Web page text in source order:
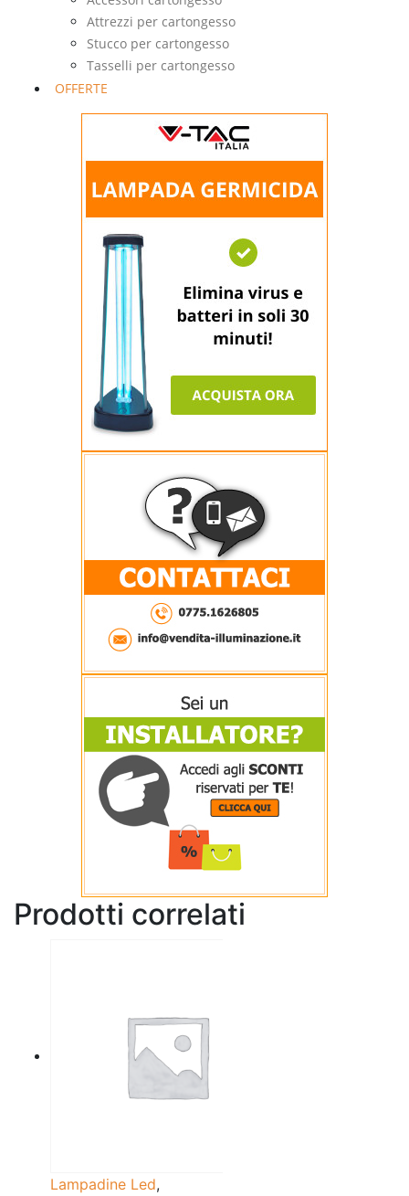
Attrezzi per cartongesso
Stucco per cartongesso
Tasselli per cartongesso
OFFERTE
Prodotti correlati
Lampadine Led,